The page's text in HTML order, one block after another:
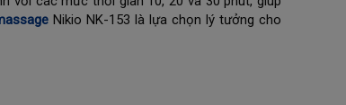
Nikio NK-153 là lựa chọn lý tưởng cho